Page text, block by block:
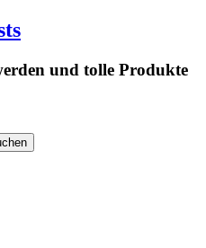
und tolle Produkte